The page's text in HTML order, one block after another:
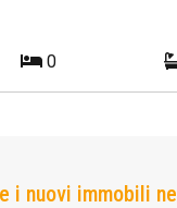
0
i nuovi immobili